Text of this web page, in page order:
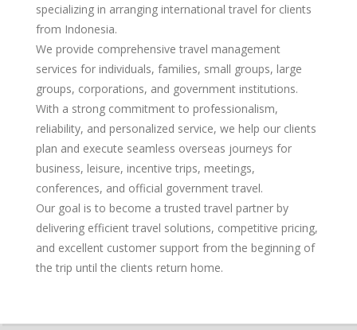
specializing in arranging international travel for clients
from Indonesia.
We provide comprehensive travel management
services for individuals, families, small groups, large
groups, corporations, and government institutions.
With a strong commitment to professionalism,
reliability, and personalized service, we help our clients
plan and execute seamless overseas journeys for
business, leisure, incentive trips, meetings,
conferences, and official government travel.
Our goal is to become a trusted travel partner by
delivering efficient travel solutions, competitive pricing,
and excellent customer support from the beginning of
the trip until the clients return home.